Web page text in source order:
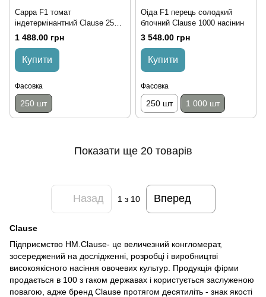
Сарра F1 томат
індетермінантний Clause 250
насінин
1 488.00 грн
Купити
Фасовка
250 шт
Оіда F1 перець солодкий
блочний Clause 1000 насінин
3 548.00 грн
Купити
Фасовка
250 шт 1 000 шт
Показати ще 20 товарів
Назад 1 з 10 Вперед
Clause
Підприємство HM.Clause- це величезний конгломерат,
зосереджений на дослідженні, розробці і виробництві
високоякісного насіння овочевих культур. Продукція фірми
продається в 100 з гаком державах і користується заслуженою
повагою, адже бренд Clause протягом десятиліть - знак якості